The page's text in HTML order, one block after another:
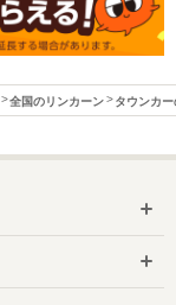
全国のリンカーン タウンカ